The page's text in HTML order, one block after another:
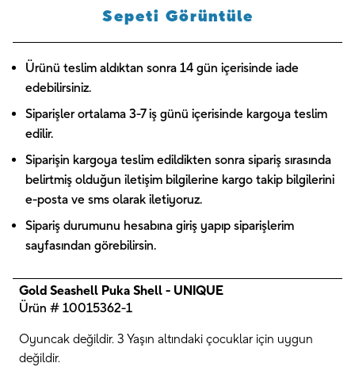
Sepeti Görüntüle
Ürünü teslim aldıktan sonra 14 gün içerisinde iade
edebilirsiniz.
Siparişler ortalama 3-7 iş günü içerisinde kargoya teslim
edilir.
Siparişin kargoya teslim edildikten sonra sipariş sırasında
belirtmiş olduğun iletişim bilgilerine kargo takip bilgilerini
e-posta ve sms olarak iletiyoruz.
Sipariş durumunu hesabına giriş yapıp siparişlerim
sayfasından görebilirsin.
Gold Seashell Puka Shell - UNIQUE
Ürün # 10015362-1
Oyuncak değildir. 3 Yaşın altındaki çocuklar için uygun
değildir.